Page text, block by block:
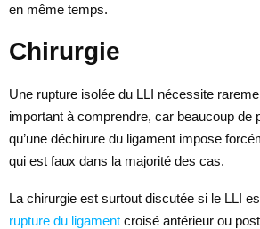
en même temps.
Chirurgie
Une rupture isolée du LLI nécessite
important à comprendre, car beaucoup de
qu’une déchirure du ligament impose
qui est faux dans la majorité des cas.
La chirurgie est surtout discutée si le LLI
rupture du ligament croisé antérieur ou